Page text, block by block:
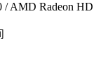
/ AMD Radeon HD